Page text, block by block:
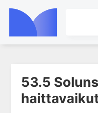
1. Farmakokinetiikan
ja sovellutukset
53.5